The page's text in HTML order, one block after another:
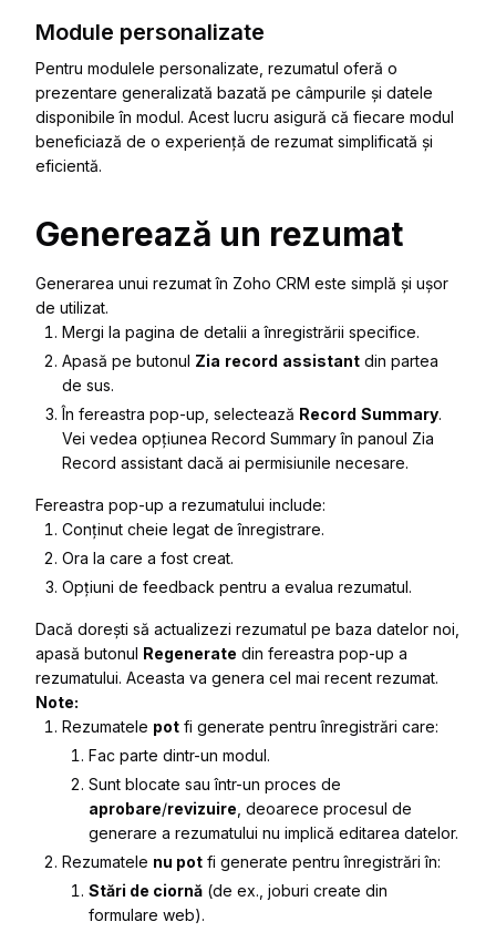
Module personalizate
Pentru modulele personalizate, rezumatul oferă o
prezentare generalizată bazată pe câmpurile și datele
disponibile în modul. Acest lucru asigură că fiecare modul
beneficiază de o experiență de rezumat simplificată și
eficientă.
Generează un rezumat
Generarea unui rezumat în Zoho CRM este simplă și ușor
de utilizat.
Mergi la pagina de detalii a înregistrării specifice.
Apasă pe butonul Zia record assistant din partea
de sus.
În fereastra pop-up, selectează Record Summary.
Vei vedea opțiunea Record Summary în panoul Zia
Record assistant dacă ai permisiunile necesare.
Fereastra pop-up a rezumatului include:
Conținut cheie legat de înregistrare.
Ora la care a fost creat.
Opțiuni de feedback pentru a evalua rezumatul.
Dacă dorești să actualizezi rezumatul pe baza datelor noi,
apasă butonul Regenerate din fereastra pop-up a
rezumatului. Aceasta va genera cel mai recent rezumat.
Note:
Rezumatele pot fi generate pentru înregistrări care:
Fac parte dintr-un modul.
Sunt blocate sau într-un proces de
aprobare/revizuire , deoarece procesul de
generare a rezumatului nu implică editarea datelor.
Rezumatele nu pot fi generate pentru înregistrări în:
Stări de ciornă (de ex., joburi create din
formulare web).